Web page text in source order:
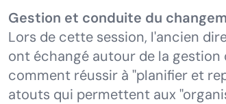
Gestion et conduite du
Lors de cette session, l'ancien
ont échangé autour de la
comment réussir à "planifier et
atouts qui permettent aux